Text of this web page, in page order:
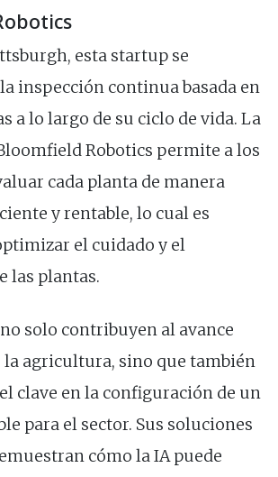
esta startup se
inspección continua basada en
a lo largo de su ciclo de vida. La
Robotics permite a los
cada planta de manera
y rentable, lo cual es
el cuidado y el
las plantas.
solo contribuyen al avance
la agricultura, sino que también
clave en la configuración de un
para el sector. Sus soluciones
cómo la IA puede